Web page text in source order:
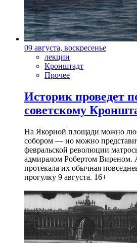
09 августа, воскресенье
лекции
Кронштадт
Прочее
Историк проведет
советскому
На Якорной площади можно
собором — но можно
февральской революции
адмиралом Робертом
протекала их обычная
прогулку 9 августа. 16+